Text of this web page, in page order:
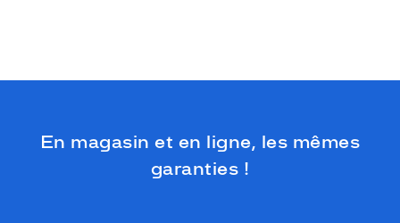
En magasin et en ligne, les mêmes
garanties !